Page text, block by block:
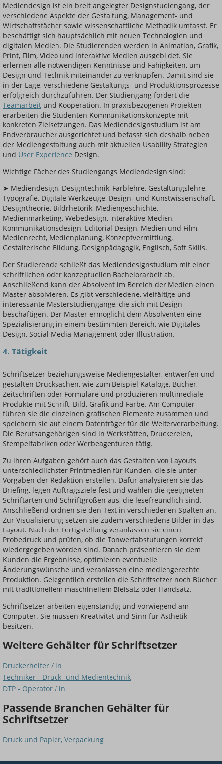
Mediendesign ist ein breit angelegter Designstudiengang, der
verschiedene Aspekte der Gestaltung, Management- und
Wirtschaftsfächer sowie wissenschaftliche Methodik umfasst. Er
beschäftigt sich hauptsächlich mit neuen Technologien und
digitalen Medien. Die Studierenden werden in Animation, Grafik,
Print, Film, Video und interaktive Medien ausgebildet. Sie
erlernen alle notwendigen Kenntnisse und Fähigkeiten, um
Design und Technik miteinander zu verknüpfen. Damit sind sie
in der Lage, verschiedene Gestaltungs- und Produktionsprozesse
erfolgreich durchzuführen. Der Studiengang fördert die
Teamarbeit und Kooperation. In praxisbezogenen Projekten
erarbeiten die Studenten Kommunikationskonzepte mit
konkreten Zielsetzungen. Das Mediendesignstudium ist am
Endverbraucher ausgerichtet und befasst sich deshalb neben
der Mediengestaltung auch mit aktuellen Usability Strategien
und User Experience Design.
Wichtige Fächer des Studiengangs Mediendesign sind:
➤ Mediendesign, Designtechnik, Farblehre, Gestaltungslehre,
Typografie, Digitale Werkzeuge, Design- und Kunstwissenschaft,
Designtheorie, Bildrhetorik, Mediengeschichte,
Medienmarketing, Webedesign, Interaktive Medien,
Kommunikationsdesign, Editorial Design, Medien und Film,
Medienrecht, Medienplanung, Konzeptvermittlung,
Gestalterische Bildung, Designpädagogik, Englisch, Soft Skills.
Der Studierende schließt das Mediendesignstudium mit einer
schriftlichen oder konzeptuellen Bachelorarbeit ab.
Anschließend kann der Absolvent im Bereich der Medien einen
Master absolvieren. Es gibt verschiedene, vielfältige und
interessante Masterstudiengänge, die sich mit Design
beschäftigen. Der Master ermöglicht dem Absolventen eine
Spezialisierung in einem bestimmten Bereich, wie Digitales
Design, Social Media Management oder Illustration.
4. Tätigkeit
Schriftsetzer beziehungsweise Mediengestalter, entwerfen und
gestalten Drucksachen, wie zum Beispiel Kataloge, Bücher,
Zeitschriften oder Formulare und produzieren multimediale
Produkte mit Schrift, Bild, Grafik und Farbe. Am Computer
führen sie die einzelnen grafischen Elemente zusammen und
speichern sie auf einem Datenträger für die Weiterverarbeitung.
Die Berufsangehörigen sind in Werkstätten, Druckereien,
Stempelfabriken oder Werbeagenturen tätig.
Zu ihren Aufgaben gehört auch das Gestalten von Layouts
unterschiedlichster Printmedien für Kunden, die sie unter
Vorgaben der Redaktion erstellen. Dafür analysieren sie das
Briefing, legen Auftragsziele fest und wählen die geeigneten
Schriftarten und Schriftgrößen aus, die lesefreundlich sind.
Anschließend ordnen sie den Text in verschiedenen Spalten an.
Zur Visualisierung setzen sie zudem verschiedene Bilder in das
Layout. Nach der Fertigstellung veranlassen sie einen
Probedruck und prüfen, ob die Tonwertabstufungen korrekt
wiedergegeben worden sind. Danach präsentieren sie dem
Kunden die Ergebnisse, optimieren eventuelle
Änderungswünsche und veranlassen eine mediengerechte
Produktion. Gelegentlich erstellen die Schriftsetzer noch Bücher
mit traditionellem maschinellem Bleisatz oder Handsatz.
Schriftsetzer arbeiten eigenständig und vorwiegend am
Computer. Sie müssen Kreativität und Sinn für Ästhetik
besitzen.
Weitere Gehälter für Schriftsetzer
Druckerhelfer / in
Techniker - Druck- und Medientechnik
DTP - Operator / in
Passende Branchen Gehälter für
Schriftsetzer
Druck und Papier, Verpackung